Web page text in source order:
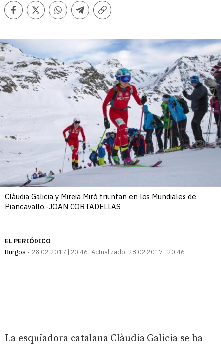
FacebookTwitterWhatsappTelegramCopiar
Clàudia Galicia y Mireia Miró triunfan en los Mundiales de
Piancavallo.-JOAN CORTADELLAS
EL PERIÓDICO
Burgos
28.02.2017 | 20:46 Actualizado: 28.02.2017 | 20:46
La esquiadora catalana Clàudia Galicia se ha